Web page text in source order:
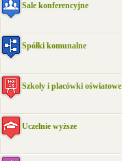
Sale konferencyjne
Spółki komunalne
Szkoły i placówki oświatowe
Uczelnie wyższe